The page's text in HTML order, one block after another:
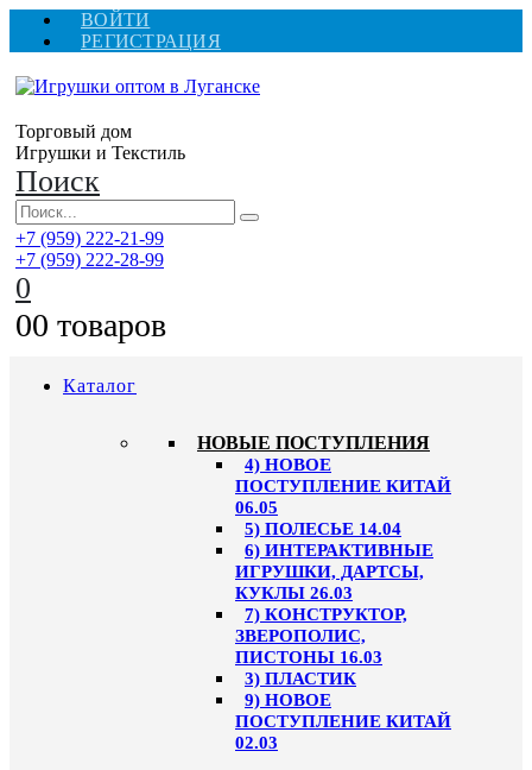
ВОЙТИ
РЕГИСТРАЦИЯ
Торговый дом
Игрушки и Текстиль
Поиск
+7 (959) 222-21-99
+7 (959) 222-28-99
0
00 товаров
Каталог
НОВЫЕ ПОСТУПЛЕНИЯ
4) НОВОЕ
ПОСТУПЛЕНИЕ КИТАЙ
06.05
5) ПОЛЕСЬЕ 14.04
6) ИНТЕРАКТИВНЫЕ
ИГРУШКИ, ДАРТСЫ,
КУКЛЫ 26.03
7) КОНСТРУКТОР,
ЗВЕРОПОЛИС,
ПИСТОНЫ 16.03
3) ПЛАСТИК
9) НОВОЕ
ПОСТУПЛЕНИЕ КИТАЙ
02.03